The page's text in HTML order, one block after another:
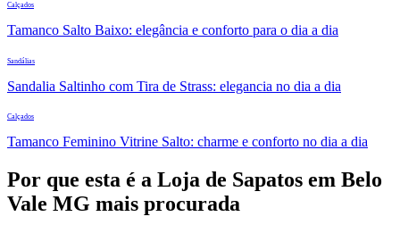
Calçados
Tamanco Salto Baixo: elegância e conforto para o dia a dia
Sandálias
Sandalia Saltinho com Tira de Strass: elegancia no dia a dia
Calçados
Tamanco Feminino Vitrine Salto: charme e conforto no dia a dia
Por que esta é a Loja de Sapatos em Belo
Vale MG mais procurada